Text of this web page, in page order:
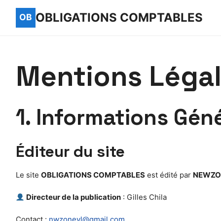
OBLIGATIONS COMPTABLES
Mentions
1. Informations
Éditeur du site
Le site OBLIGATIONS COMPTABLES est édité par
Directeur de la publication : Gilles Chila